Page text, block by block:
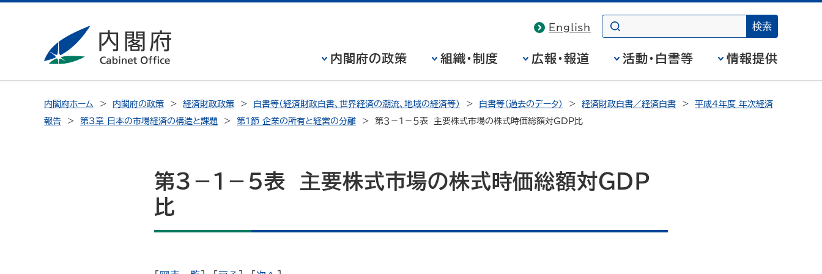
English
内閣府の政策 組織・制度 広報・報道 活動・白書等 情報提供
内閣府ホーム 内閣府の政策 経済財政政策 白書等（経済財政白書、世界経済の潮流、地域の経済等） 白書等（過去のデータ） 経済財政白書／経済白書
平成4年度 年次経済
報告
第3章 日本の市場経済の構造と課題 第1節 企業の所有と経営の分離 第３－１－５表 主要株式市場の株式時価総額対GDP比
第３－１－５表 主要株式市場の株式時価総額対GDP
比